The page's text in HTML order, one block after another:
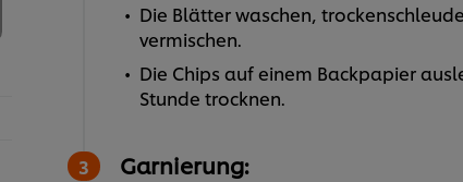
Die Blätter waschen,
vermischen.
Die Chips auf einem Backpapier
Stunde trocknen.
Garnierung: